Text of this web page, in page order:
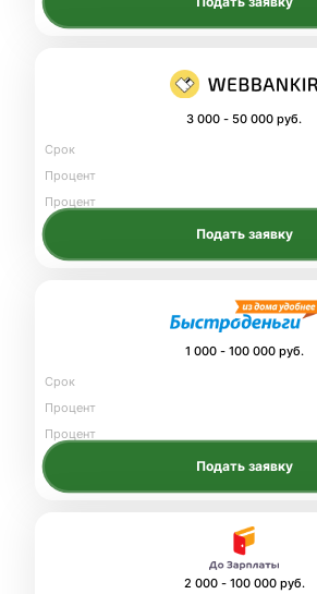
3 000 - 50 000 руб.
Срок
Процент
Процент
Подать заявку
1 000 - 100 000 руб.
Срок
Процент
Процент
Подать заявку
2 000 - 100 000 руб.